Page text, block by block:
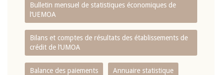
Bulletin mensuel de statistiques économiques de
l‘UEMOA
Bilans et comptes de résultats des établissements de
crédit de l‘UMOA
Balance des paiements Annuaire statistique